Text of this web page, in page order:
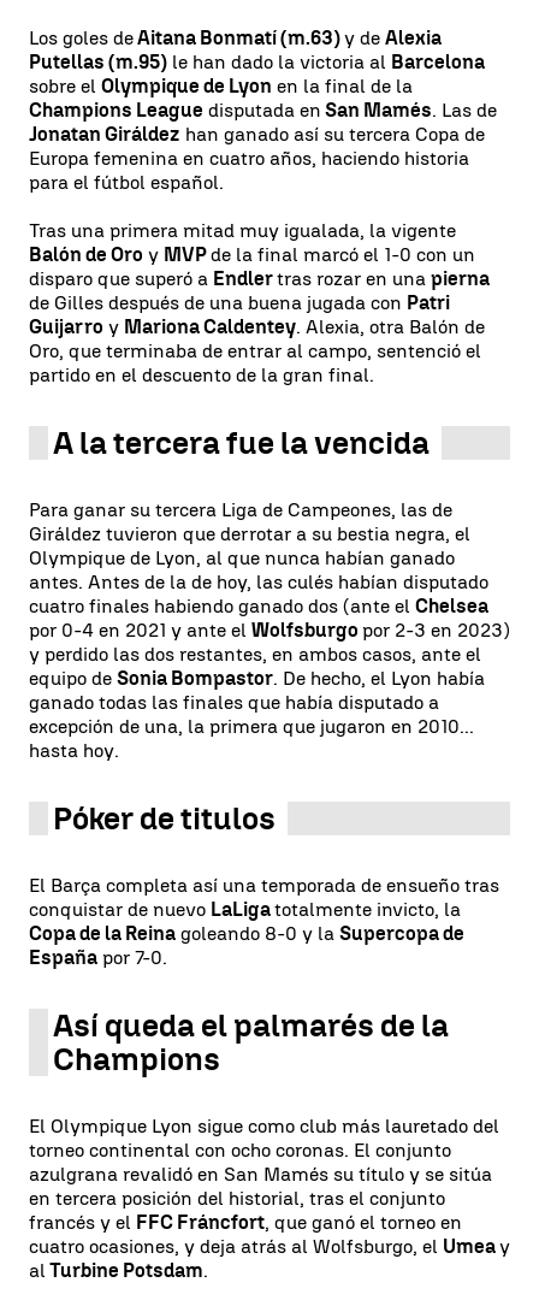
Los goles deAitana Bonmatí (m.63)y de Alexia
Putellas (m.95) le han dado la victoria al Barcelona
sobre el Olympique de Lyon en la final de la
Champions League disputada en San Mamés. Las de
Jonatan Giráldez han ganado así su tercera Copa de
Europa femenina en cuatro años, haciendo historia
para el fútbol español.
Tras una primera mitad muy igualada, la vigente
Balón de Oro y MVPde la final marcó el 1-0 con un
disparo que superó a Endlertras rozar en una pierna
de Gilles después de una buena jugada con Patri
Guijarro y Mariona Caldentey. Alexia, otra Balón de
Oro, que terminaba de entrar al campo, sentenció el
partido en el descuento de la gran final.
A la tercera fue la vencida
Para ganar su tercera Liga de Campeones, las de
Giráldez tuvieron que derrotar a su bestia negra, el
Olympique de Lyon, al que nunca habían ganado
antes. Antes de la de hoy, las culés habían disputado
cuatro finales habiendo ganado dos (ante el Chelsea
por 0-4 en 2021 y ante el Wolfsburgo por 2-3 en 2023)
y perdido las dos restantes, en ambos casos, ante el
equipo de Sonia Bompastor. De hecho, el Lyon había
ganado todas las finales que había disputado a
excepción de una, la primera que jugaron en 2010...
hasta hoy.
Póker de titulos
El Barça completa así una temporada de ensueño tras
conquistar de nuevo LaLigatotalmente invicto, la
Copa de la Reina goleando 8-0 y la Supercopa de
España por 7-0.
Así queda el palmarés de la
Champions
El Olympique Lyon sigue como club más lauretado del
torneo continental con ocho coronas. El conjunto
azulgrana revalidó en San Mamés su título y se sitúa
en tercera posición del historial, tras el conjunto
francés y el FFC Fráncfort, que ganó el torneo en
cuatro ocasiones, y deja atrás al Wolfsburgo, el Umeay
al Turbine Potsdam.